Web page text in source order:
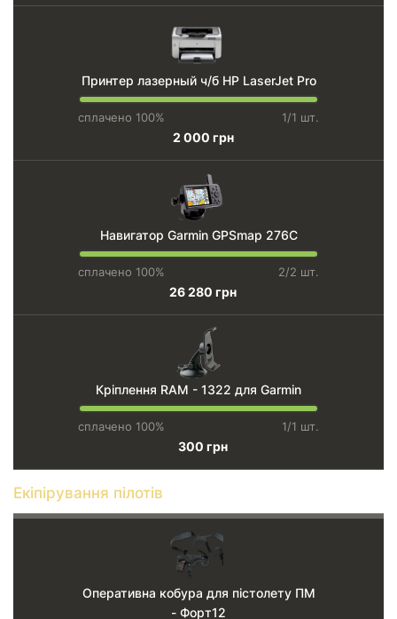
Принтер лазерный ч/б HP LaserJet Pro
сплачено 100% 1/1 шт.
2 000 грн
Навигатор Garmin GPSmap 276C
сплачено 100% 2/2 шт.
26 280 грн
Кріплення RAM - 1322 для Garmin
сплачено 100% 1/1 шт.
300 грн
Екіпірування пілотів
Оперативна кобура для пістолету ПМ
- Форт12